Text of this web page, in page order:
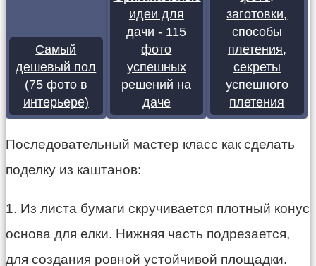
Самый
дешевый пол
(75 фото в
интерьере)
идеи для
дачи - 115
фото
успешных
решений на
даче
заготовки,
способы
плетения,
секреты
успешного
плетения
Последовательный мастер класс как сделать
поделку из каштанов:
1. Из листа бумаги скручивается плотный конус
основа для елки. Нижняя часть подрезается,
для создания ровной устойчивой площадки.